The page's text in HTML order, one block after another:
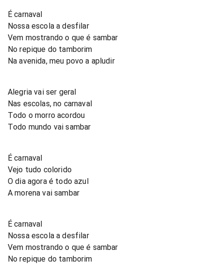
É carnaval
Nossa escola a desfilar
Vem mostrando o que é sambar
No repique do tamborim
Na avenida, meu povo a apludir
Alegria vai ser geral
Nas escolas, no carnaval
Todo o morro acordou
Todo mundo vai sambar
É carnaval
Vejo tudo colorido
O dia agora é todo azul
A morena vai sambar
É carnaval
Nossa escola a desfilar
Vem mostrando o que é sambar
No repique do tamborim